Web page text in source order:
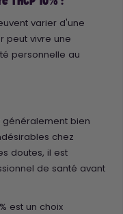
varier d'une
peut vivre une
personnelle au
généralement bien
chez
doutes, il est
de santé avant
est un choix